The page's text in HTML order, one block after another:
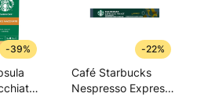
-39% -22%
Café Starbucks
Nespresso Expresso